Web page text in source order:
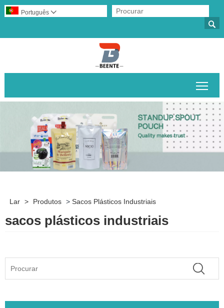

Português 
Lar > Produtos > Sacos Plásticos Industriais
sacos plásticos industriais